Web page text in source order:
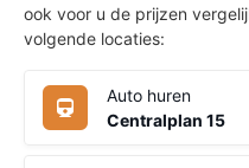
ook voor u de prijzen
volgende locaties:
Auto huren
Centralplan 15